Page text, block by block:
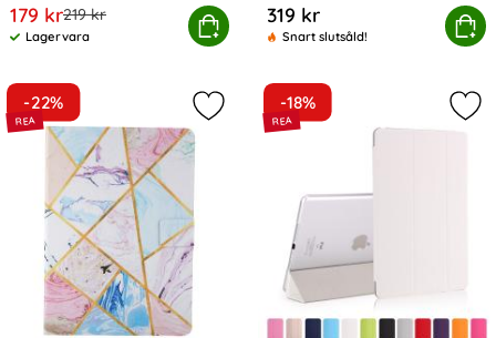
rea pris
179 krtidigare pris
219 kr
Tillgänglighet:
Lagervara
Köp
Air / 9.7" 2017/2018 - 360° Rotation Fodral - Brun
319 kr
Snart slutsåld!
Köp
iPad Air / 9.7" 2017/2018 / Pro 9.7"
-22%
Markera iPad Air / iPad 9.7 (2017/
-18%